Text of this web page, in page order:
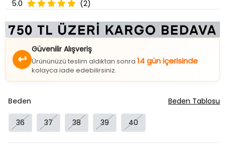
5.0 (2)
↩
Güvenilir Alışveriş
Ürününüzü teslim aldıktan sonra 14 gün içerisinde
kolayca iade edebilirsiniz.
Beden
36 37 38 39 40
Beden Tablosu